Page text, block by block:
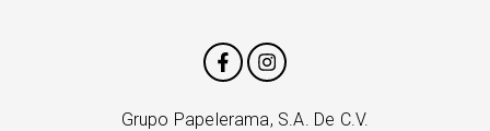
Grupo Papelerama, S.A. De C.V.